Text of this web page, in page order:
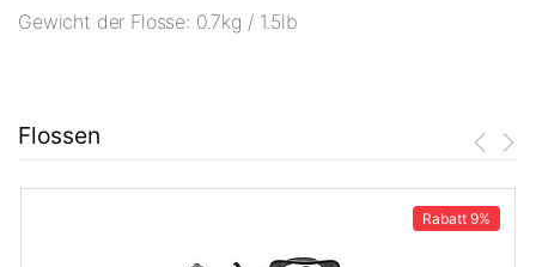
Gewicht der Flosse: 0.7kg / 1.5lb
Flossen
Rabatt 9%